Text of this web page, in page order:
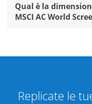
Qual è la
MSCI AC World
Replicate le